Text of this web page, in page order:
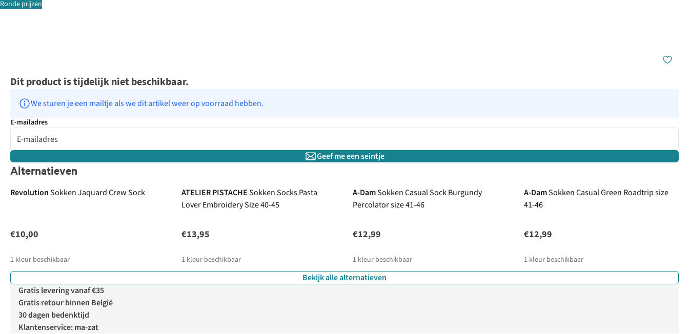
Ronde prijzen
Dit product is tijdelijk niet beschikbaar.
We sturen je een mailtje als we dit artikel weer op voorraad hebben.
E-mailadres
Geef me een seintje
Alternatieven
RevolutionSokken Jaquard Crew Sock
€10,00
1 kleur beschikbaar
ATELIER PISTACHESokken Socks Pasta
Lover Embroidery Size 40-45
€13,95
1 kleur beschikbaar
A-DamSokken Casual Sock Burgundy
Percolator size 41-46
€12,99
1 kleur beschikbaar
A-DamSokken Casual Green Roadtrip size
41-46
€12,99
1 kleur beschikbaar
Bekijk alle alternatieven
Gratis levering vanaf €35
Gratis retour binnen België
30 dagen bedenktijd
Klantenservice: ma-zat